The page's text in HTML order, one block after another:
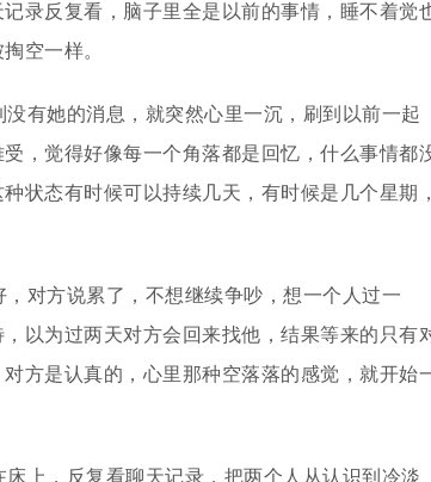
录反复看，脑子里全是以前的事情，睡不着觉
空一样。
有她的消息，就突然心里一沉，刷到以前一起
，觉得好像每一个角落都是回忆，什么事情都
状态有时候可以持续几天，有时候是几个星期，
对方说累了，不想继续争吵，想一个人过一
以为过两天对方会回来找他，结果等来的只有
方是认真的，心里那种空落落的感觉，就开始
上，反复看聊天记录，把两个人从认识到冷淡